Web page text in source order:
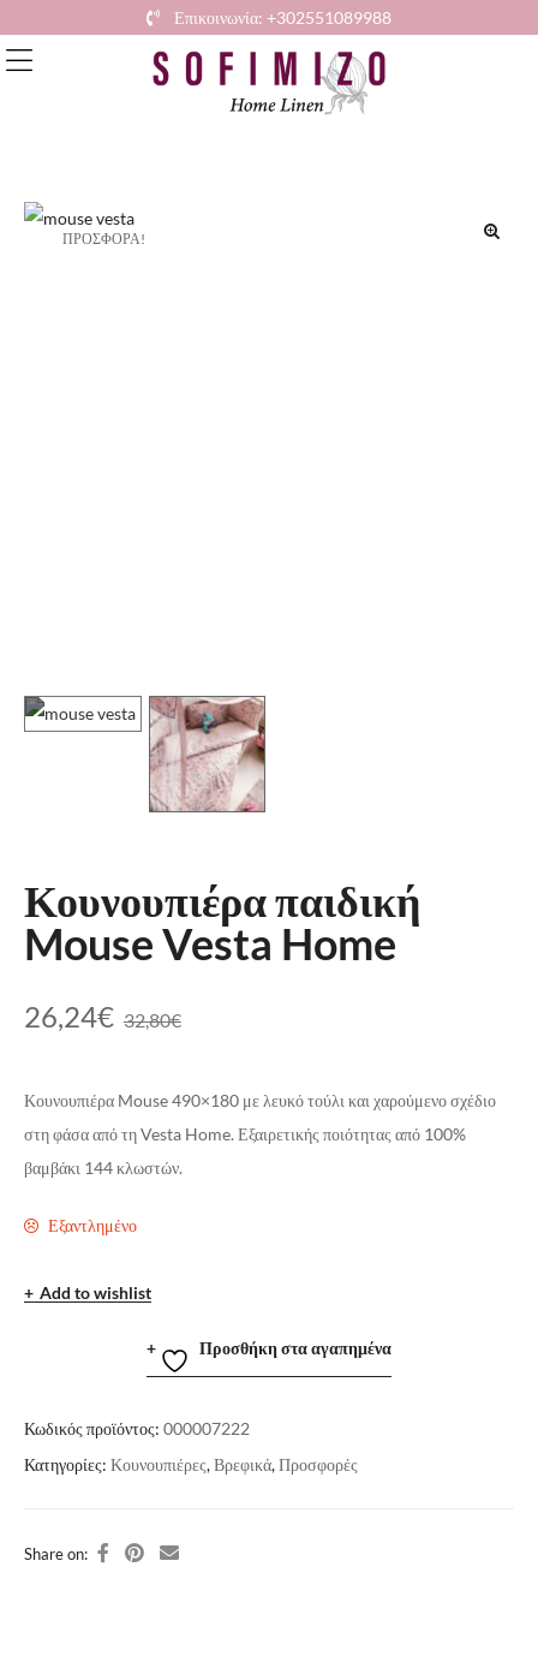
Επικοινωνία: +302551089988
ΠΡΟΣΦΟΡΆ!
Κουνουπιέρα παιδική
Mouse Vesta Home
32,80€
26,24€
Κουνουπιέρα Mouse 490×180 με λευκό τούλι και χαρούμενο σχέδιο
στη φάσα από τη Vesta Home. Εξαιρετικής ποιότητας από 100%
βαμβάκι 144 κλωστών.
Εξαντλημένο
Add to wishlist
Προσθήκη στα αγαπημένα
Κωδικός προϊόντος: 000007222
Κατηγορίες: Κουνουπιέρες,Βρεφικά,Προσφορές
Share on: